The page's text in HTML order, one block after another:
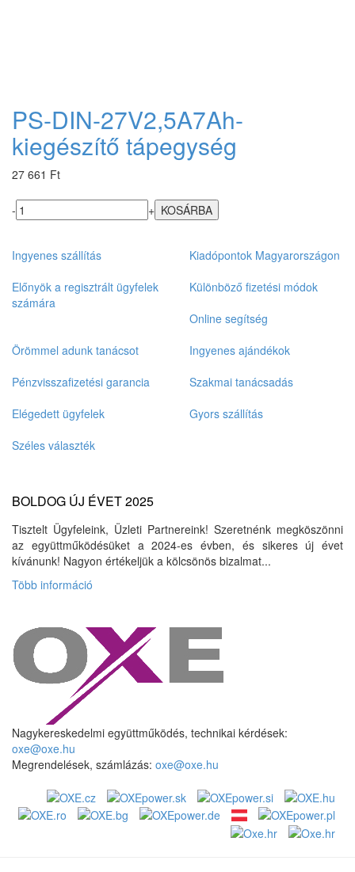
PS-DIN-27V2,5A7Ah-
kiegészítő tápegység
27 661 Ft
- +
Ingyenes szállítás
Kiadópontok Magyarországon
Előnyök a regisztrált ügyfelek
számára
Különböző fizetési módok
Online segítség
Örömmel adunk tanácsot
Ingyenes ajándékok
Pénzvisszafizetési garancia
Szakmai tanácsadás
Elégedett ügyfelek
Gyors szállítás
Széles választék
BOLDOG ÚJ ÉVET 2025
Tisztelt Ügyfeleink, Üzleti Partnereink! Szeretnénk megköszönni
az együttműködésüket a 2024-es évben, és sikeres új évet
kívánunk! Nagyon értékeljük a kölcsönös bizalmat...
Több információ
Nagykereskedelmi együttműködés, technikai kérdések:
oxe@oxe.hu
Megrendelések, számlázás: oxe@oxe.hu